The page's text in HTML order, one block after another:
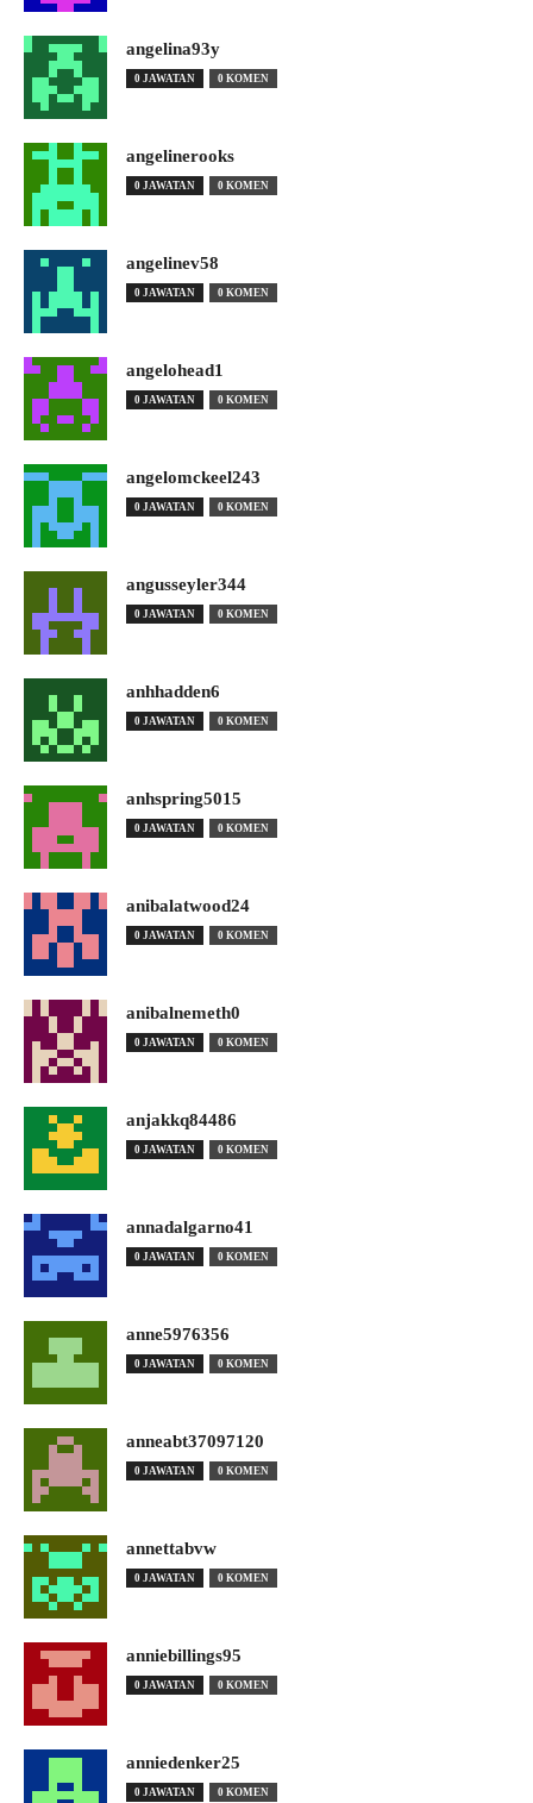
angelina93y
0 JAWATAN 0 KOMEN
angelinerooks
0 JAWATAN 0 KOMEN
angelinev58
0 JAWATAN 0 KOMEN
angelohead1
0 JAWATAN 0 KOMEN
angelomckeel243
0 JAWATAN 0 KOMEN
angusseyler344
0 JAWATAN 0 KOMEN
anhhadden6
0 JAWATAN 0 KOMEN
anhspring5015
0 JAWATAN 0 KOMEN
anibalatwood24
0 JAWATAN 0 KOMEN
anibalnemeth0
0 JAWATAN 0 KOMEN
anjakkq84486
0 JAWATAN 0 KOMEN
annadalgarno41
0 JAWATAN 0 KOMEN
anne5976356
0 JAWATAN 0 KOMEN
anneabt37097120
0 JAWATAN 0 KOMEN
annettabvw
0 JAWATAN 0 KOMEN
anniebillings95
0 JAWATAN 0 KOMEN
anniedenker25
0 JAWATAN 0 KOMEN